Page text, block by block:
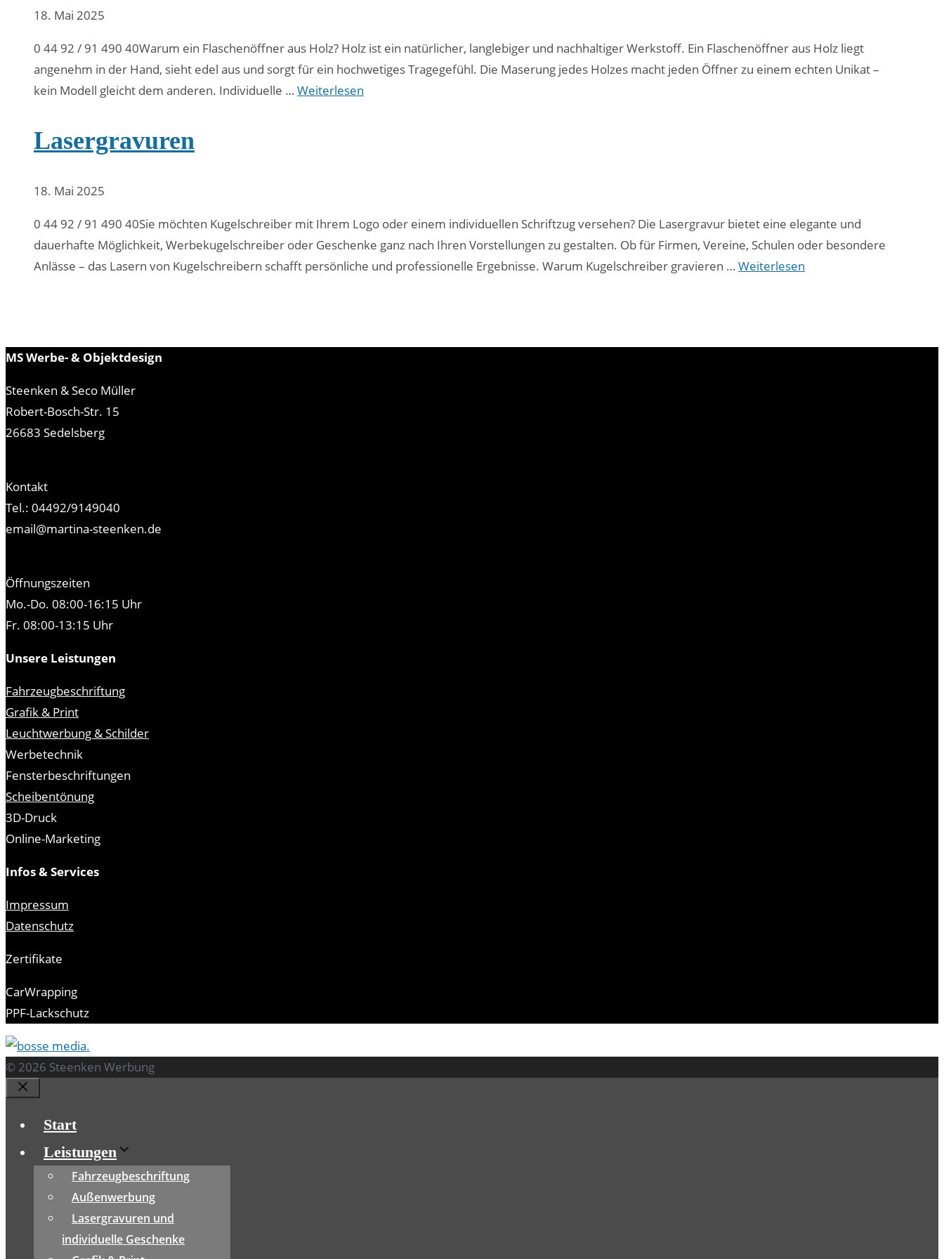
18. Mai 2025
0 44 92 / 91 490 40Warum ein Flaschenöffner aus Holz? Holz ist ein natürlicher, langlebiger und nachhaltiger Werkstoff. Ein Flaschenöffner aus Holz liegt
angenehm in der Hand, sieht edel aus und sorgt für ein hochwetiges Tragegefühl. Die Maserung jedes Holzes macht jeden Öffner zu einem echten Unikat –
kein Modell gleicht dem anderen. Individuelle … Weiterlesen
Lasergravuren
18. Mai 2025
0 44 92 / 91 490 40Sie möchten Kugelschreiber mit Ihrem Logo oder einem individuellen Schriftzug versehen? Die Lasergravur bietet eine elegante und
dauerhafte Möglichkeit, Werbekugelschreiber oder Geschenke ganz nach Ihren Vorstellungen zu gestalten. Ob für Firmen, Vereine, Schulen oder besondere
Anlässe – das Lasern von Kugelschreibern schafft persönliche und professionelle Ergebnisse. Warum Kugelschreiber gravieren … Weiterlesen
MS Werbe- & Objektdesign
Steenken & Seco Müller
Robert-Bosch-Str. 15
26683 Sedelsberg
Kontakt
Tel.: 04492/9149040
email@martina-steenken.de
Öffnungszeiten
Mo.-Do. 08:00-16:15 Uhr
Fr. 08:00-13:15 Uhr
Unsere Leistungen
Fahrzeugbeschriftung
Grafik & Print
Leuchtwerbung & Schilder
Werbetechnik
Fensterbeschriftungen
Scheibentönung
3D-Druck
Online-Marketing
Infos & Services
Impressum
Datenschutz
Zertifikate
CarWrapping
PPF-Lackschutz
© 2026 Steenken Werbung
Schließen
Start
Leistungen
Fahrzeugbeschriftung
Außenwerbung
Lasergravuren und
individuelle Geschenke